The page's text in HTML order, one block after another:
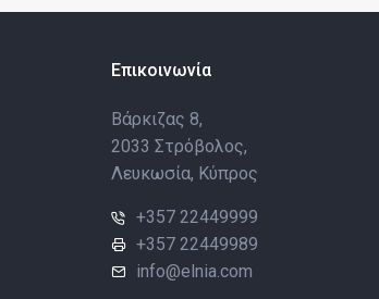
Επικοινωνία
Βάρκιζας 8,
2033 Στρόβολος,
Λευκωσία, Κύπρος
+357 22449999
+357 22449989
info@elnia.com